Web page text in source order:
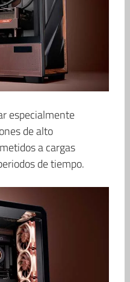
especialmente
de alto
a cargas
de tiempo.